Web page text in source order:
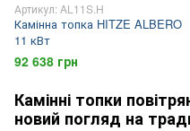
Артикул: AL11S.H
Камінна топка HITZE ALBERO
11 кВт
92 638 грн
Камінні топки
новий погляд на